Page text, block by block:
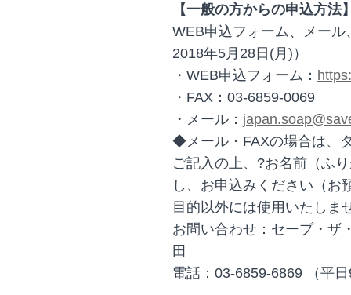
【一般の方からの申込方法
WEB申込フォーム、メー
2018年5月28日(月)）
・WEB申込フォーム：
・FAX：03-6859-0069
・メール：
◆メール・FAXの場合は、
ご記入の上、?お名前（ふ
し、お申込みください（お
目的以外には使用いたしま
お問い合わせ：セーブ・ザ
田
電話：03-6859-6869 （平